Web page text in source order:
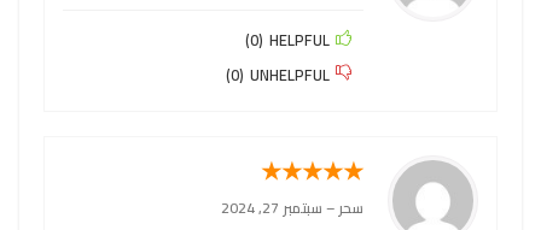
HELPFUL
(
0
)
UNHELPFUL
(
0
)
★
★
★
★
★
سحر–سبتمبر 27, 2024